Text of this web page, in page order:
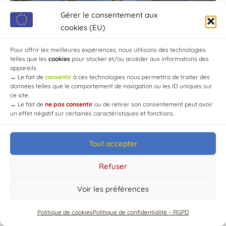
Gérer le consentement aux
cookies (EU)
Pour offrir les meilleures expériences, nous utilisons des technologies
telles que les cookies pour stocker et/ou accéder aux informations des
appareils.
→ Le fait de consentir à ces technologies nous permettra de traiter des
données telles que le comportement de navigation ou les ID uniques sur
ce site.
→ Le fait de ne pas consentir ou de retirer son consentement peut avoir
un effet négatif sur certaines caractéristiques et fonctions.
Tout accepter
Refuser
Voir les préférences
Politique de cookiesPolitique de confidentialité – RGPD
© Mairie de Chaource [2004-2024] | Tous droits réservés.